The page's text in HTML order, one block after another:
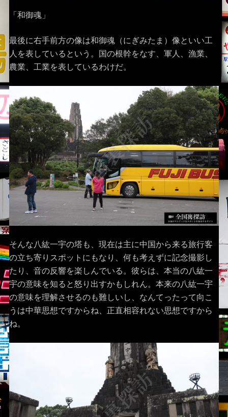
「和御魂」
最後に右手前方の像は和御魂（にぎみたま）像といい工
人を表しているという。国の根幹をなす、軍人、漁業、
農業、工業を表しているわけだ。
そんな八紘一宇の塔も、現在は主に中国から来る旅行客
の立ち寄りスポットにもなり、何も考えずに記念撮影し
たり、音の反響を楽しんでいる。彼らは、本当の八紘一
宇の意味を知ると怒り出すかもしれん。本来の八紘一宇
の意味を理解させるのも難しいし、なんてったって向こ
うは中華思想ですからね、正直相容れない思想ですから
ね。